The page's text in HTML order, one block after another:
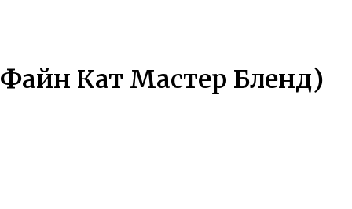
Кат Мастер Бленд)